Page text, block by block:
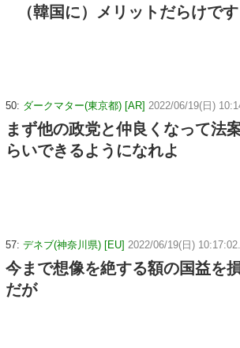
（韓国に）メリットだらけです
50: ダークマター(東京都) [AR] 2022/06/19(日)
まず他の政党と仲良くなって法
らいできるようになれよ
57: デネブ(神奈川県) [EU] 2022/06/19(日)
今まで想像を絶する額の国益を
だが